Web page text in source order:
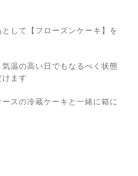
して【フローズンケーキ】を
温の高い日でもなるべく状態
ます
スの冷蔵ケーキと一緒に箱に